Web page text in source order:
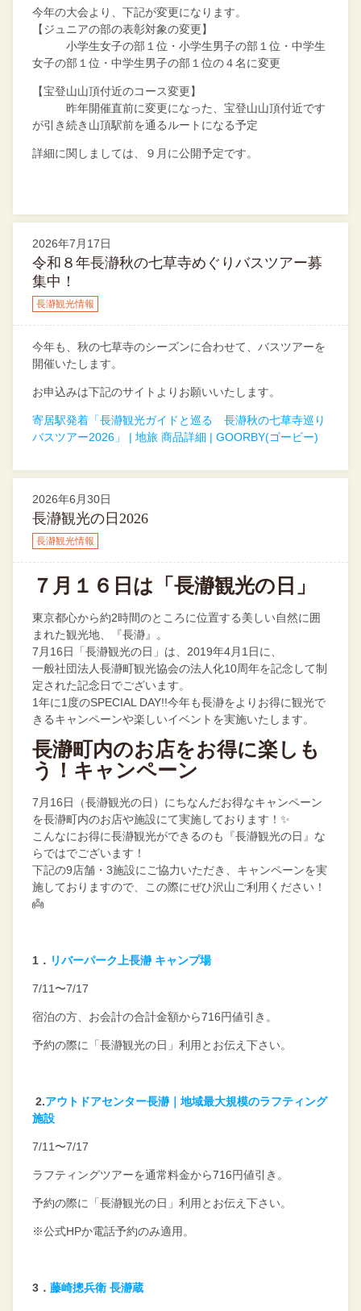
今年の大会より、下記が変更になります。
【ジュニアの部の表彰対象の変更】
小学生女子の部１位・小学生男子の部１位・中学生
女子の部１位・中学生男子の部１位の４名に変更
【宝登山山頂付近のコース変更】
昨年開催直前に変更になった、宝登山山頂付近です
が引き続き山頂駅前を通るルートになる予定
詳細に関しましては、９月に公開予定です。
2026年7月17日
令和８年長瀞秋の七草寺めぐりバスツアー募
集中！
長瀞観光情報
今年も、秋の七草寺のシーズンに合わせて、バスツアーを
開催いたします。
お申込みは下記のサイトよりお願いいたします。
寄居駅発着「長瀞観光ガイドと巡る 長瀞秋の七草寺巡り
バスツアー2026」 | 地旅 商品詳細 | GOORBY(ゴービー)
2026年6月30日
長瀞観光の日2026
長瀞観光情報
７月１６日は「長瀞観光の日」
東京都心から約2時間のところに位置する美しい自然に囲
まれた観光地、『長瀞』。
7月16日「長瀞観光の日」は、2019年4月1日に、
一般社団法人長瀞町観光協会の法人化10周年を記念して制
定された記念日でございます。
1年に1度のSPECIAL DAY!!今年も長瀞をよりお得に観光で
きるキャンペーンや楽しいイベントを実施いたします。
長瀞町内のお店をお得に楽しも
う！キャンペーン
7月16日（長瀞観光の日）にちなんだお得なキャンペーン
を長瀞町内のお店や施設にて実施しております！✨
こんなにお得に長瀞観光ができるのも『長瀞観光の日』な
らではでございます！
下記の9店舗・3施設にご協力いただき、キャンペーンを実
施しておりますので、この際にぜひ沢山ご利用ください！
👼
1 ． リバーパーク上長瀞 キャンプ場
7/11〜7/17
宿泊の方、お会計の合計金額から716円値引き。
予約の際に「長瀞観光の日」 利用とお伝え下さい。
2.アウトドアセンター長瀞｜地域最大規模のラフティング
施設
7/11〜7/17
ラフティングツアーを通常料金から716円値引き。
予約の際に「長瀞観光の日」 利用とお伝え下さい。
※公式HPか電話予約のみ適用。
3 ． 藤崎摠兵衛 長瀞蔵